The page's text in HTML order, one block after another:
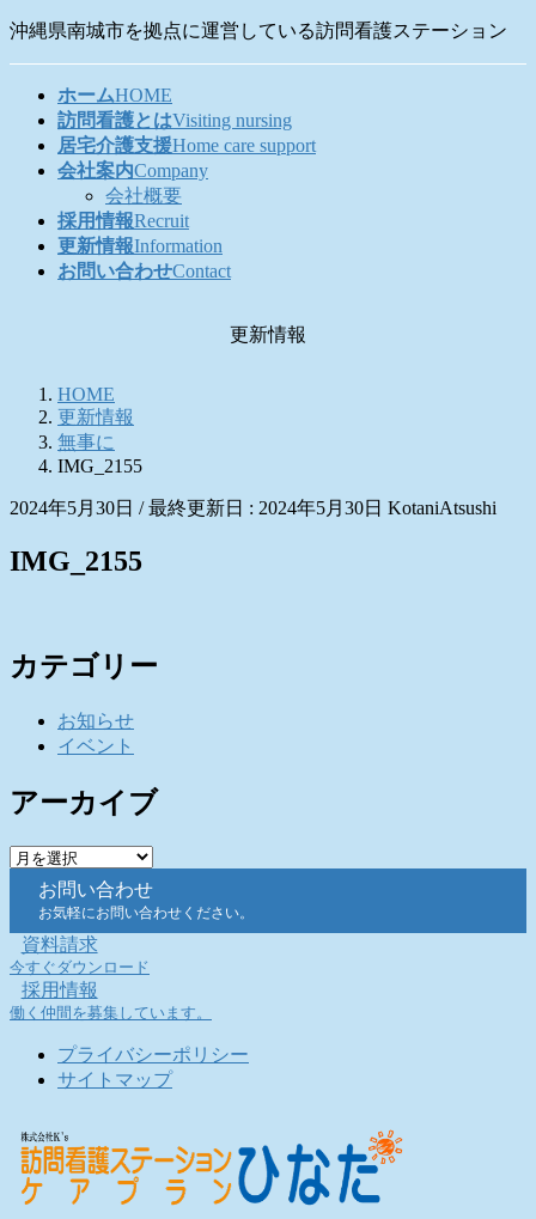
コ
ナ
沖縄県南城市を拠点に運営している訪問看護ステーション
ホームHOME
訪問看護とはVisiting nursing
居宅介護支援Home care support
会社案内Company
会社概要
採用情報Recruit
更新情報Information
お問い合わせContact
更新情報
HOME
更新情報
無事に
IMG_2155
2024年5月30日 / 最終更新日 : 2024年5月30日 KotaniAtsushi
IMG_2155
カテゴリー
お知らせ
イベント
アーカイブ
ア
イ
ブ
お問い合わせ
お気軽にお問い合わせください。
資料請求
今すぐダウンロード
採用情報
働く仲間を募集しています。
プライバシーポリシー
サイトマップ